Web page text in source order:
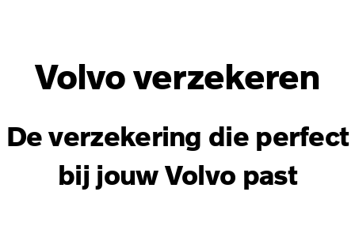
Volvo verzekeren
De verzekering die perfect
bij jouw Volvo past